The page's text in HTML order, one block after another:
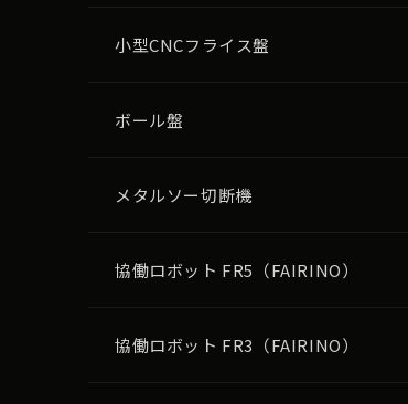
小型CNCフライス盤
ボール盤
メタルソー切断機
協働ロボット FR5（FAIRINO）
協働ロボット FR3（FAIRINO）